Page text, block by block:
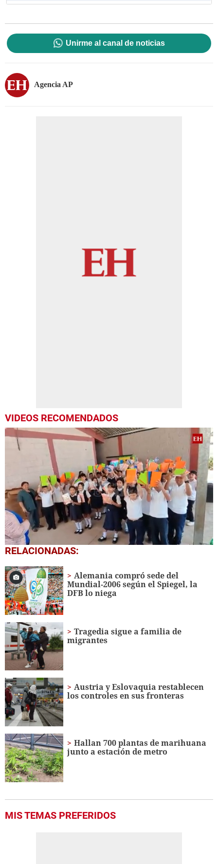
Unirme al canal de noticias
Agencia AP
VIDEOS RECOMENDADOS
0
seconds
1
minute,
56
seconds
RELACIONADAS:
Alemania compró sede del
Mundial-2006 según el Spiegel, la
DFB lo niega
Tragedia sigue a familia de
migrantes
Austria y Eslovaquia restablecen
los controles en sus fronteras
Hallan 700 plantas de marihuana
junto a estación de metro
MIS TEMAS PREFERIDOS